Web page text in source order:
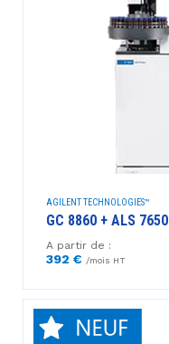
AGILENT TECHNOLOGIES™
GC 8860 + ALS 7650
A partir de :
392 € /mois HT